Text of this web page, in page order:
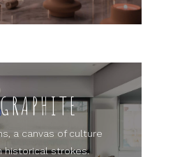
a canvas of culture
historical strokes.